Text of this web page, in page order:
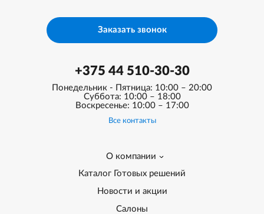
+375 44 510-30-30
Понедельник - Пятница: 10:00 – 20:00
Суббота: 10:00 – 18:00
Воскресенье: 10:00 – 17:00
Все контакты
О компании
Каталог Готовых решений
Новости и акции
Салоны
Заказать звонок